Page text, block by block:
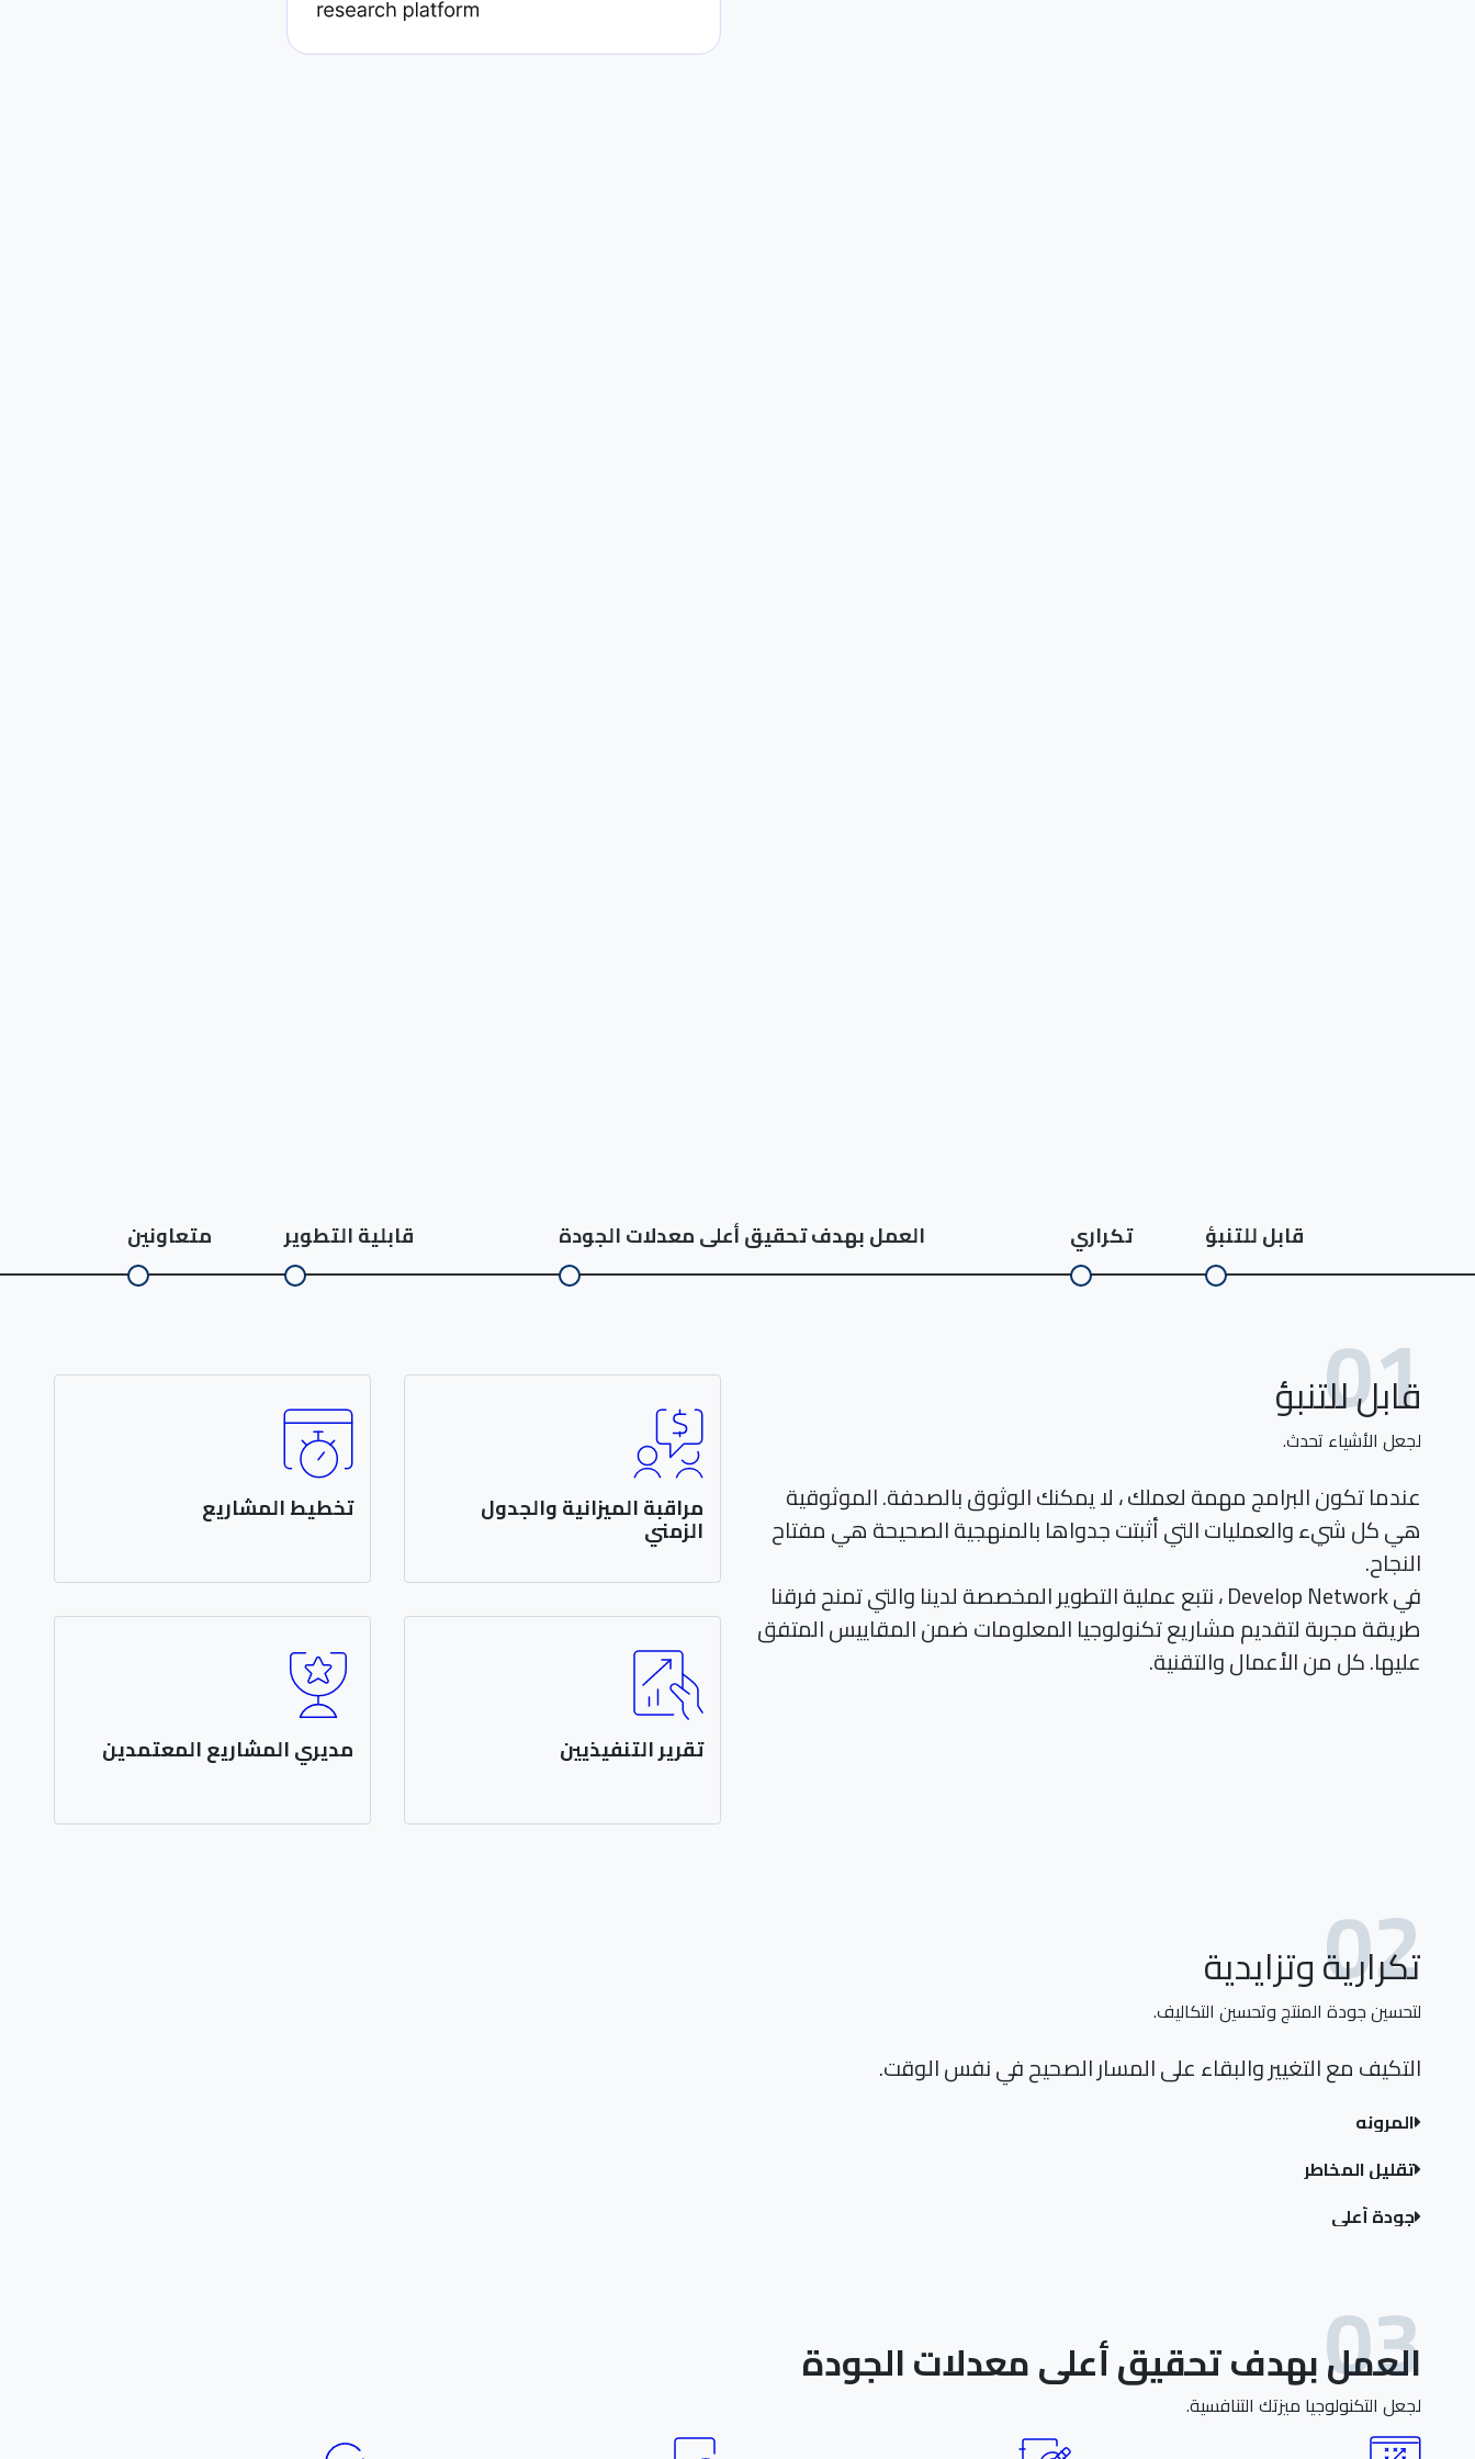
قابل للتنبؤ تكراري العمل بهدف تحقيق أعلى معدلات الجودة قابلية التطوير متعاونين
01
قابل للتنبؤ
لجعل الأشياء تحدث.
عندما تكون البرامج مهمة لعملك ، لا يمكنك الوثوق بالصدفة. الموثوقية
هي كل شيء والعمليات التي أثبتت جدواها بالمنهجية الصحيحة هي مفتاح
النجاح.
في Develop Network ، نتبع عملية التطوير المخصصة لدينا والتي تمنح فرقنا
طريقة مجربة لتقديم مشاريع تكنولوجيا المعلومات ضمن المقاييس المتفق
عليها. كل من الأعمال والتقنية.
مراقبة الميزانية والجدول
الزمني
كونك متطورا لا يعني أنه عليك القلق
بشأن الإفراط في الإنفاق. لقد أنشأنا
ممارسات جيدة تساعدك على البقاء في
حدود ميزانيتك.
تخطيط المشاريع
قبل عملية التطوير الفعلية ، ننظم جلسة
تحديد النطاق. خلال هذا الاجتماع ، تلتقي
إلى فهم متطلبات أعمال المشروع
والنطاق العام.
تقرير التنفيذيين
أرسل إليك كل التحديثات مع جميع
مديري المشاريع المعتمدين
معظم مديري المشاريع لدينا معتمدين
02
تكرارية وتزايدية
لتحسين جودة المنتج وتحسين التكاليف.
التكيف مع التغيير والبقاء على المسار الصحيح في نفس الوقت.
المرونه
تقليل المخاطر
جودة أعلى
03
العمل بهدف تحقيق أعلى معدلات الجودة
لجعل التكنولوجيا ميزتك التنافسية.